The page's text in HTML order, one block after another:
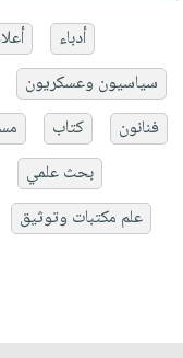
أدباء
سياسيون وعسكريون
فنانون
كتاب
بحث علمي
علم مكتبات وتوثيق